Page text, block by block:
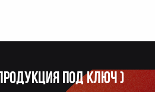
под ключ)